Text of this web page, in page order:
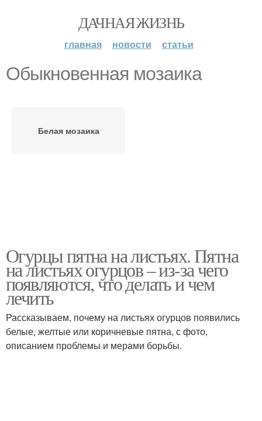
ДАЧНАЯ ЖИЗНЬ
главная новости статьи
Обыкновенная мозаика
Белая мозаика
Огурцы пятна на листьях. Пятна
на листьях огурцов – из-за чего
появляются, что делать и чем
лечить
Рассказываем, почему на листьях огурцов появились
белые, желтые или коричневые пятна, с фото,
описанием проблемы и мерами борьбы.